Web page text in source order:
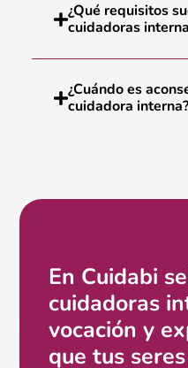
¿Qué requisitos
cuidadoras
¿Cuándo es
cuidadora interna?
En Cuidabi
cuidadoras
vocación y
que tus